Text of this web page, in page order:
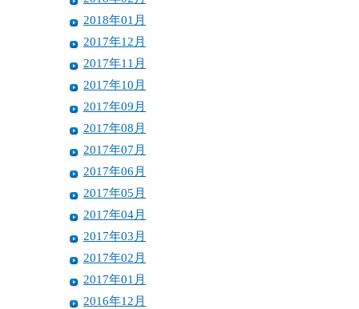
2018年01月
2017年12月
2017年11月
2017年10月
2017年09月
2017年08月
2017年07月
2017年06月
2017年05月
2017年04月
2017年03月
2017年02月
2017年01月
2016年12月